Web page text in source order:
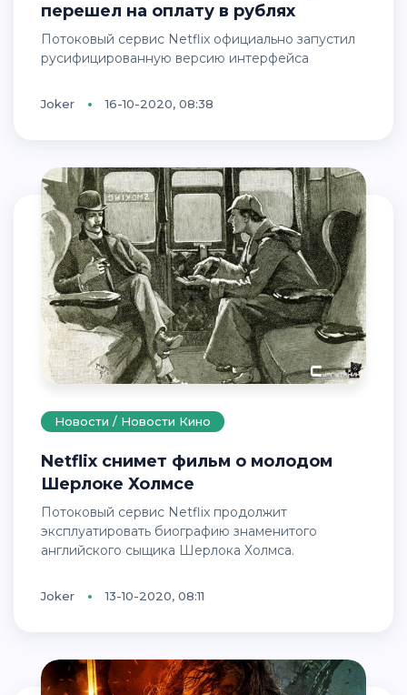
перешел на оплату в рублях
Потоковый сервис Netflix официально запустил
русифицированную версию интерфейса
Joker 16-10-2020, 08:38
Новости / Новости Кино
Netflix снимет фильм о молодом
Шерлоке Холмсе
Потоковый сервис Netflix продолжит
эксплуатировать биографию знаменитого
английского сыщика Шерлока Холмса.
Joker 13-10-2020, 08:11